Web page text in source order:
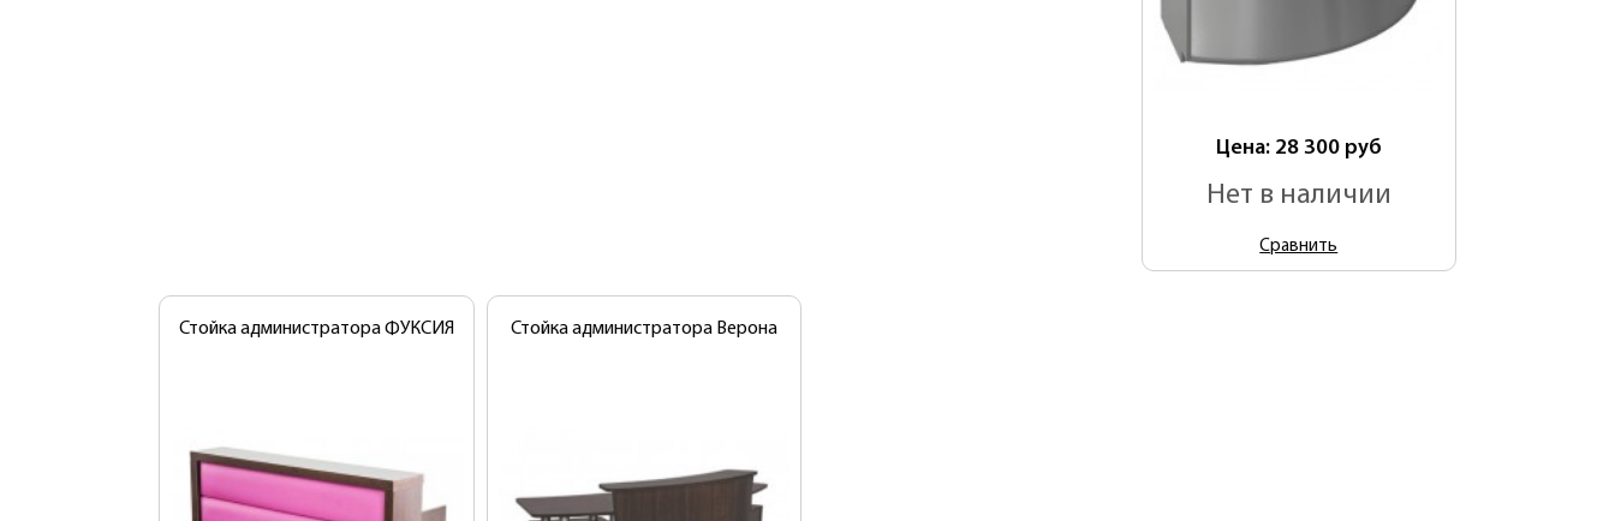
Цена: 28 300 руб
Нет в наличии
Сравнить
Стойка администратора ФУКСИЯ Стойка администратора Верона